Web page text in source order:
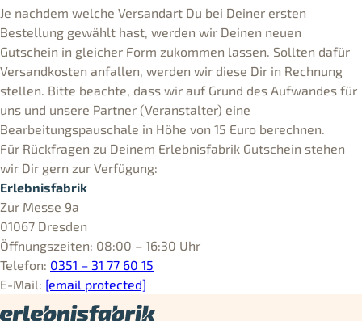
Je nachdem welche Versandart Du bei Deiner ersten
Bestellung gewählt hast, werden wir Deinen neuen
Gutschein in gleicher Form zukommen lassen. Sollten dafür
Versandkosten anfallen, werden wir diese Dir in Rechnung
stellen. Bitte beachte, dass wir auf Grund des Aufwandes für
uns und unsere Partner (Veranstalter) eine
Bearbeitungspauschale in Höhe von 15 Euro berechnen.
Für Rückfragen zu Deinem Erlebnisfabrik Gutschein stehen
wir Dir gern zur Verfügung:
Erlebnisfabrik
Zur Messe 9a
01067 Dresden
Öffnungszeiten: 08:00 – 16:30 Uhr
Telefon: 0351 – 31 77 60 15
E-Mail: [email protected]